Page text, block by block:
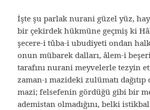
İşte şu parlak nurani güzel yüz,
bir çekirdek hükmüne geçmiş ki
şecere-i tûba-i ubudiyeti ondan
onun mübarek dalları, âlem-i
tarafını nurani meyvelerle tezyin
zaman-ı mazideki zulümatı
mazi; felsefenin gördüğü gibi bir
ademistan olmadığını, belki